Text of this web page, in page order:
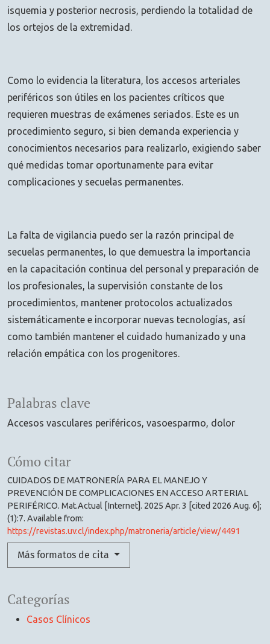
Palabras clave
Accesos vasculares periféricos vasoesparmo dolor
Categorías
Casos Clínicos
Cómo citar
CUIDADOS DE MATRONERÍA PARA EL MANEJO Y
PREVENCIÓN DE COMPLICACIONES EN ACCESO ARTERIAL
PERIFÉRICO. Mat.Actual [Internet]. 2025 Apr. 3 [cited 2026 Aug. 6];
(1):7. Available from:
https://revistas.uv.cl/index.php/matroneria/article/view/4491
Más formatos de cita
isquemia y posterior necrosis, perdiendo la totalidad de
los ortejos de la extremidad.
Como lo evidencia la literatura, los accesos arteriales
periféricos son útiles en los pacientes críticos que
requieren muestras de exámenes seriados. Este es un
procedimiento seguro, si bien demanda experiencia y
conocimientos necesarios para realizarlo, exigiendo saber
qué medidas tomar oportunamente para evitar
complicaciones y secuelas permanentes.
La falta de vigilancia puedo ser la razón principal de
secuelas permanentes, lo que demuestra la importancia
en la capacitación continua del personal y preparación de
los profesionales, la supervisión constante de los
procedimientos, mantener protocolos actualizados
sistemáticamente e incorporar nuevas tecnologías, así
como también mantener el cuidado humanizado y una
relación empática con los progenitores.